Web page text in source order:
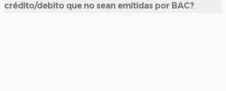
crédito/debito que no sean emitidas por BAC?